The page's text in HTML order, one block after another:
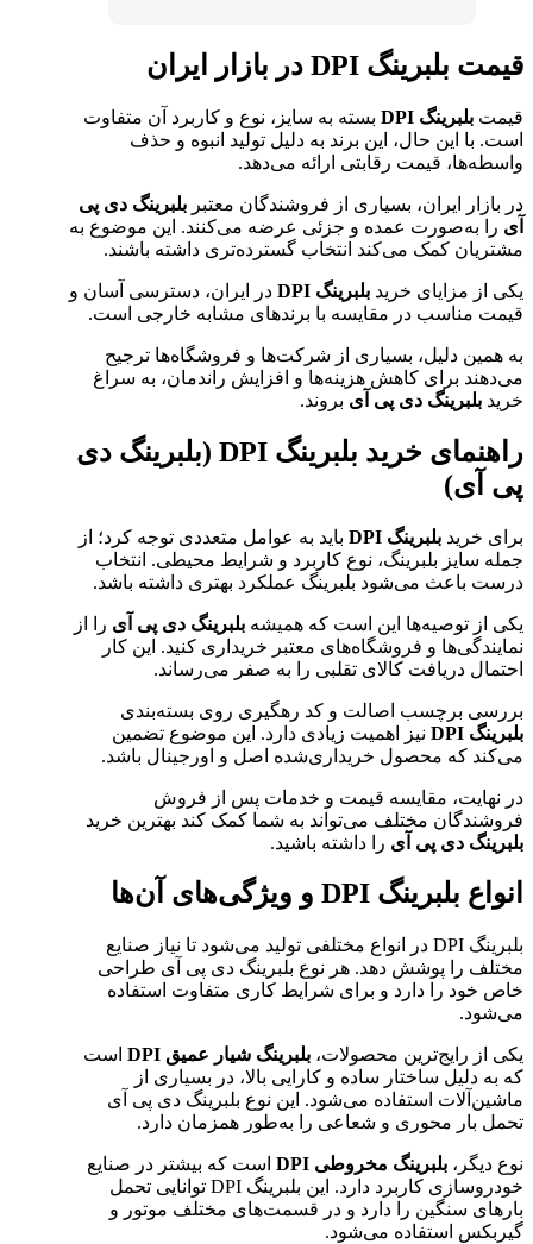
قیمت بلبرینگ DPI در بازار ایران
قیمت بلبرینگ DPI
بسته به سایز، نوع و کاربرد آن متفاوت
است. با این حال، این برند به دلیل تولید انبوه و حذف
واسطه‌ها، قیمت رقابتی ارائه می‌دهد.
در بازار ایران، بسیاری از فروشندگان معتبر بلبرینگ دی پی
آی را به‌صورت عمده و جزئی عرضه می‌کنند. این موضوع به
مشتریان کمک می‌کند انتخاب گسترده‌تری داشته باشند.
یکی از مزایای خرید بلبرینگ DPI
در ایران، دسترسی آسان و
قیمت مناسب در مقایسه با برندهای مشابه خارجی است.
به همین دلیل، بسیاری از شرکت‌ها و فروشگاه‌ها ترجیح
می‌دهند برای کاهش هزینه‌ها و افزایش راندمان، به سراغ
خرید بلبرینگ دی پی آی بروند.
راهنمای خرید بلبرینگ DPI (بلبرینگ دی
پی آی)
برای خرید بلبرینگ DPI
باید به عوامل متعددی توجه کرد؛ از
جمله سایز بلبرینگ، نوع کاربرد و شرایط محیطی. انتخاب
درست باعث می‌شود بلبرینگ عملکرد بهتری داشته باشد.
یکی از توصیه‌ها این است که همیشه بلبرینگ دی پی آی را از
نمایندگی‌ها و فروشگاه‌های معتبر خریداری کنید. این کار
احتمال دریافت کالای تقلبی را به صفر می‌رساند.
بررسی برچسب اصالت و کد رهگیری روی بسته‌بندی
بلبرینگ DPI
نیز اهمیت زیادی دارد. این موضوع تضمین
می‌کند که محصول خریداری‌شده اصل و اورجینال باشد.
در نهایت، مقایسه قیمت و خدمات پس از فروش
فروشندگان مختلف می‌تواند به شما کمک کند بهترین خرید
بلبرینگ دی پی آی را داشته باشید.
انواع بلبرینگ DPI و ویژگی‌های آن‌ها
بلبرینگ DPI در انواع مختلفی تولید می‌شود تا نیاز صنایع
مختلف را پوشش دهد. هر نوع بلبرینگ دی پی آی طراحی
خاص خود را دارد و برای شرایط کاری متفاوت استفاده
می‌شود.
یکی از رایج‌ترین محصولات، بلبرینگ شیار عمیق DPI
است
که به دلیل ساختار ساده و کارایی بالا، در بسیاری از
ماشین‌آلات استفاده می‌شود. این نوع بلبرینگ دی پی آی
تحمل بار محوری و شعاعی را به‌طور همزمان دارد.
نوع دیگر، بلبرینگ مخروطی DPI
است که بیشتر در صنایع
خودروسازی کاربرد دارد. این بلبرینگ DPI توانایی تحمل
بارهای سنگین را دارد و در قسمت‌های مختلف موتور و
گیربکس استفاده می‌شود.